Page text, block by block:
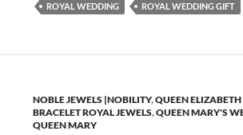
ROYAL WEDDING
ROYAL WEDDING GIFT
NOBLE JEWELS |NOBILITY,QUEEN
BRACELET ROYAL JEWELS,QUEEN MARY'S
QUEEN MARY